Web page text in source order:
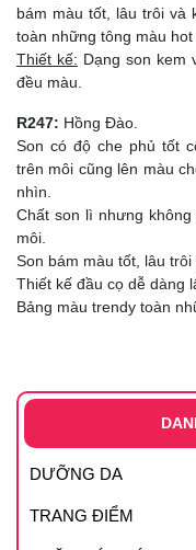
bám màu tốt, lâu trôi và
toàn những tông màu hot
Thiết kế: Dạng son kem
đều màu.
R247: Hồng Đào.
Son có độ che phủ tốt
trên môi cũng lên màu
nhìn.
Chất son lì nhưng
môi.
Son bám màu tốt, lâu trôi
Thiết kế đầu cọ dễ dàng
Bảng màu trendy toàn
DƯỠNG DA
TRANG ĐIỂM